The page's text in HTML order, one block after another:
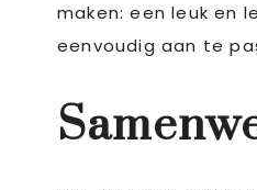
maken: een leuk en
eenvoudig aan te